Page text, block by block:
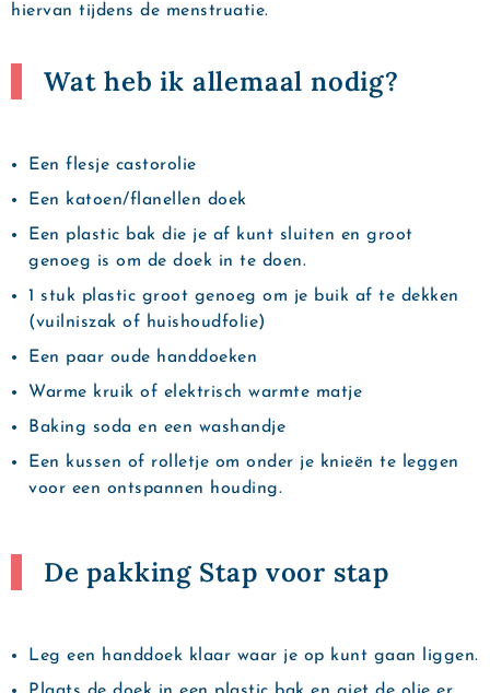
hiervan tijdens de menstruatie.
Wat heb ik allemaal nodig?
Een flesje castorolie
Een katoen/flanellen doek
Een plastic bak die je af kunt sluiten en groot
genoeg is om de doek in te doen.
1 stuk plastic groot genoeg om je buik af te dekken
(vuilniszak of huishoudfolie)
Een paar oude handdoeken
Warme kruik of elektrisch warmte matje
Baking soda en een washandje
Een kussen of rolletje om onder je knieën te leggen
voor een ontspannen houding.
De pakking Stap voor stap
Leg een handdoek klaar waar je op kunt gaan liggen.